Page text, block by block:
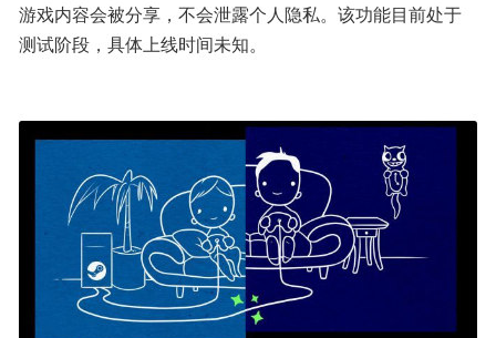
游戏内容会被分享，不会泄露个人隐私。该功能目前处于
测试阶段，具体上线时间未知。